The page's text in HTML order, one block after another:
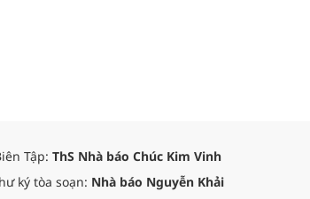
Tập: ThS Nhà báo Chúc Kim Vinh
ký tòa soạn: Nhà báo Nguyễn Khải